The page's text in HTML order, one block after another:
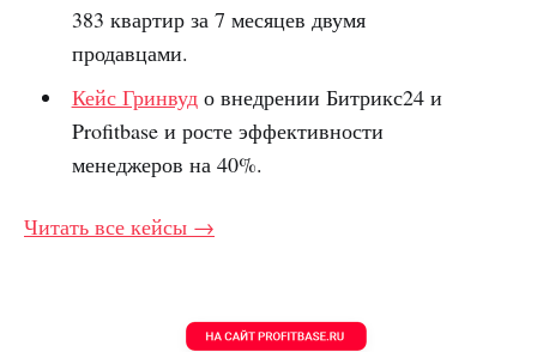
383 квартир за 7 месяцев двумя
продавцами.
Кейс Гринвудо внедрении Битрикс24 и
Profitbase и росте эффективности
менеджеров на 40%.
Читать все кейсы →